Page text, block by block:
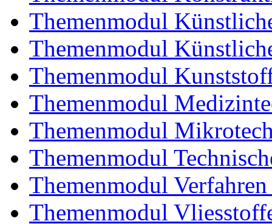
Themenmodul
Themenmodul
Themenmodul
Themenmodul
Themenmodul
Themenmodul
Themenmodul
Themenmodul